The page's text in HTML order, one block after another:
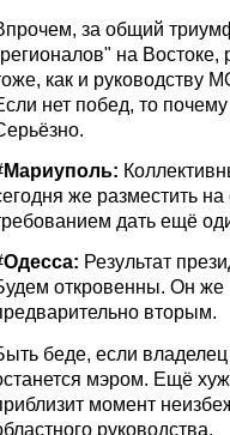
за общий
на Востоке,
как и руководству
нет побед, то
‎Мариуполь:
же разместить
дать ещё
‎Одесса: Результат
откровенны. Он же
вторым.
беде, если
мэром. Ещё
момент
руководства.